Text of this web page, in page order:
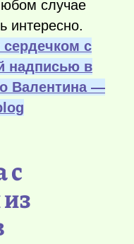
случае
интересно.
сердечком с
надписью в
Валентина —
с